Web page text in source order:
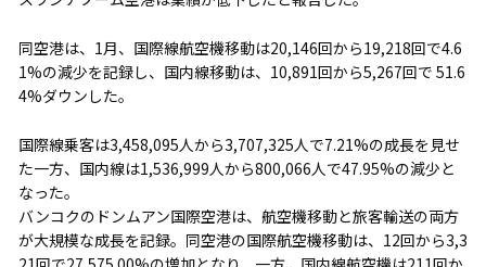
同空港は、1月、国際線航空機移動は20,146回から19,218回で4.6
1%の減少を記録し、国内線移動は、10,891回から5,267回で 51.6
4%ダウンした。
国際線乗客は3,458,095人から3,707,325人で7.21%の成長を見せ
た一方、国内線は1,536,999人から800,066人で47.95%の減少と
なった。
バンコクのドンムアン国際空港は、航空機移動と旅客輸送の両方
が大規模な成長を記録。同空港の国際航空機移動は、12回から3,3